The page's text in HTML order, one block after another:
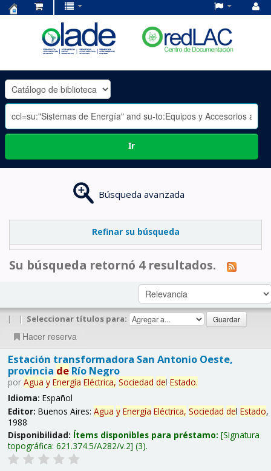
OLADE
-
Ir
Búsqueda avanzada
Refinar su búsqueda
Su búsqueda retornó 4 resultados.
| | Seleccionar títulos para:
Hacer reserva
Estación transformadora San Antonio Oeste,
provincia deRío Negro
por Agua y Energía Eléctrica, Sociedad del Estado.
Idioma: Español
Editor: Buenos Aires: Agua y Energía Eléctrica, Sociedad del Estado,
1988
Disponibilidad: Ítems disponibles para préstamo: Signatura
topográfica: 621.374.5/A282/v.2 (3).